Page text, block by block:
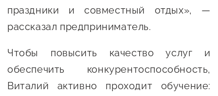
Проекты
предпринимательства
О центре
Проекты
Поддержка центра
Справочник
предпринимателя
праздники и совместный отдых», —
рассказал предприниматель.
Чтобы повысить качество услуг и
обеспечить конкурентоспособность,
Виталий активно проходит обучение: